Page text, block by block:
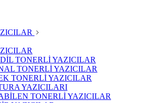
TONERLİ YAZICILAR
TONERLİ YAZICILAR
TONERLİ YAZICILAR
YAZICILARI
TONERLİ YAZICILAR